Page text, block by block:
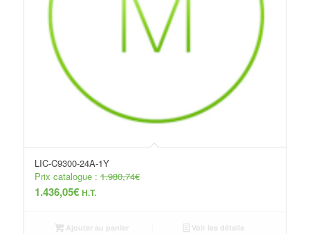
LIC-C9300-24A-1Y
Prix catalogue :1.980,74€
1.436,05€ H.T.
Ajouter au panier Voir les détails